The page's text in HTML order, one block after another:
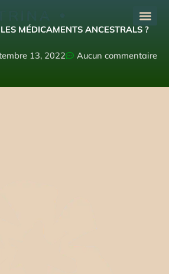
MÉDICAMENTS ANCESTRALS ?
13, 2022 Aucun commentaire